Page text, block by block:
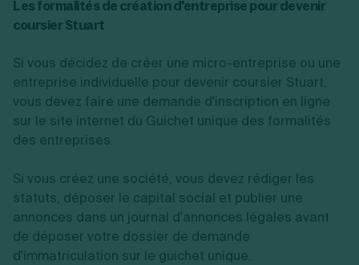
Les formalités de création d'entreprise pour devenir
coursier Stuart
Si vous décidez de créer une micro-entreprise ou une
entreprise individuelle pour devenir coursier Stuart,
vous devez faire une demande d'inscription en ligne
sur le site internet du Guichet unique des formalités
des entreprises.
Si vous créez une société, vous devez rédiger les
statuts, déposer le capital social et publier une
annonces dans un journal d'annonces légales avant
de déposer votre dossier de demande
d'immatriculation sur le guichet unique.